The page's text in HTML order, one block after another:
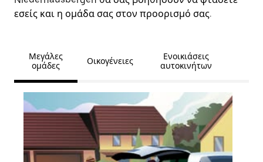
εσείς και η ομάδα σας στον προορισμό σας.
Μεγάλες
ομάδες
Οικογένειες
Ενοικιάσεις
αυτοκινήτων